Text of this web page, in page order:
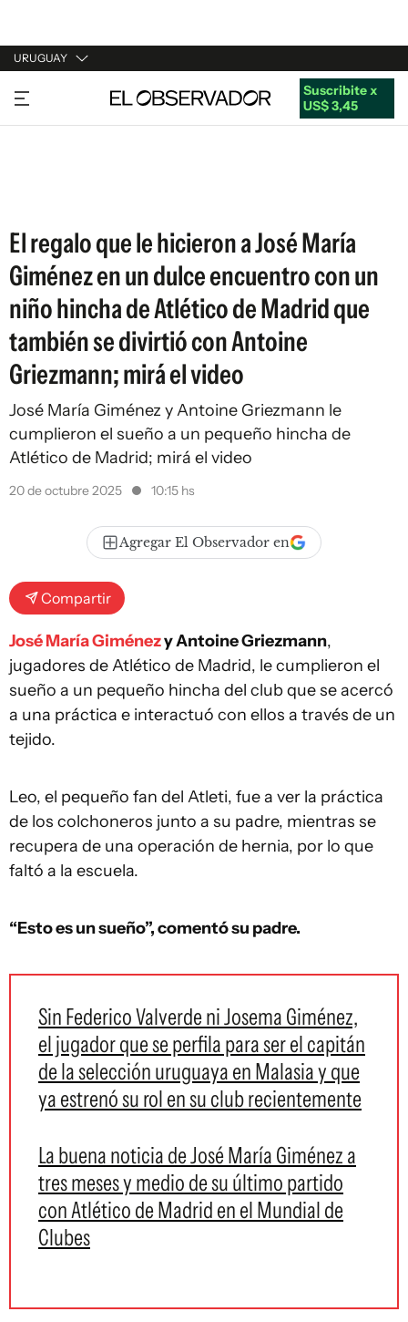
URUGUAY
URUGUAY
ARGENTINA
Suscribite x
US$ 3,45
El regalo que le hicieron a José María
Giménez en un dulce encuentro con un
niño hincha de Atlético de Madrid que
también se divirtió con Antoine
Griezmann; mirá el video
José María Giménez y Antoine Griezmann le
cumplieron el sueño a un pequeño hincha de
Atlético de Madrid; mirá el video
20 de octubre 2025 10:15 hs
Agregar El Observador en
Compartir
José María Giménezy Antoine Griezmann,
jugadores de Atlético de Madrid, le cumplieron el
sueño a un pequeño hincha del club que se acercó
a una práctica e interactuó con ellos a través de un
tejido.
Leo, el pequeño fan del Atleti, fue a ver la práctica
de los colchoneros junto a su padre, mientras se
recupera de una operación de hernia, por lo que
faltó a la escuela.
“Esto es un sueño”, comentó su padre.
Sin Federico Valverde ni Josema Giménez,
el jugador que se perfila para ser el capitán
de la selección uruguaya en Malasia y que
ya estrenó su rol en su club recientemente
La buena noticia de José María Giménez a
tres meses y medio de su último partido
con Atlético de Madrid en el Mundial de
Clubes